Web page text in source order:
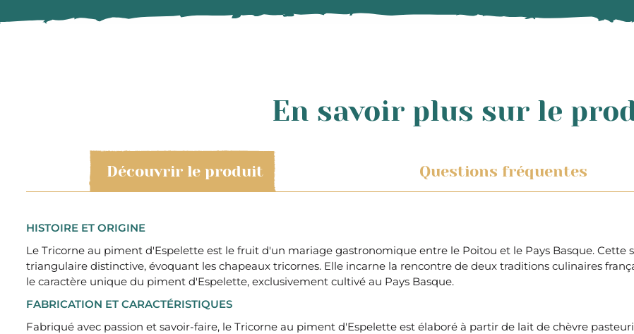
En savoir plus sur le
Découvrir le produit Questions fréquentes
HISTOIRE ET ORIGINE
Le Tricorne au piment d'Espelette est le fruit d'un mariage gastronomique entre le Poitou et le Pays Basque.
triangulaire distinctive, évoquant les chapeaux tricornes. Elle incarne la rencontre de deux traditions culinaires
le caractère unique du piment d'Espelette, exclusivement cultivé au Pays Basque.
FABRICATION ET CARACTÉRISTIQUES
Fabriqué avec passion et savoir-faire, le Tricorne au piment d'Espelette est élaboré à partir de lait de chèvre